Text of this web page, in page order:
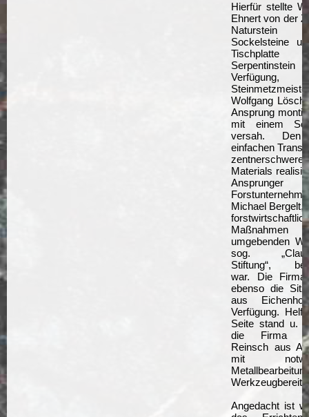
Hierfür stellte
Ehnert von der
Naturstein
Sockelsteine
Verfügung,
Wolfgang
Ansprung
mit einem
versah. Den
einfachen
zentnerschweren
Materials
Ansprunger
Michael Bergelt,
umgebenden
sog.
Stiftung“,
war. Die Firma
ebenso die
aus
Verfügung.
Seite stand u.
die Firma
Reinsch aus
mit
Angedacht ist